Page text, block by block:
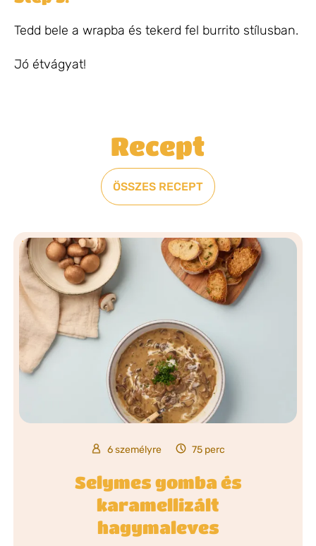
Tedd bele a wrapba és tekerd fel burrito stílusban.
Jó étvágyat!
Recept
ÖSSZES RECEPT
6 személyre 75 perc
Selymes gomba és
karamellizált
hagymaleves